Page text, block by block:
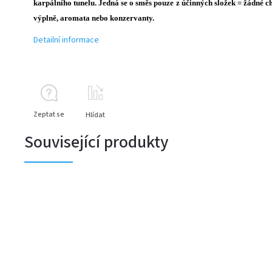
karpálního tunelu. Jedná se o směs pouze z účinných složek = žádné
výplně, aromata nebo konzervanty.
Detailní informace
Zeptat se Hlídat
Související produkty